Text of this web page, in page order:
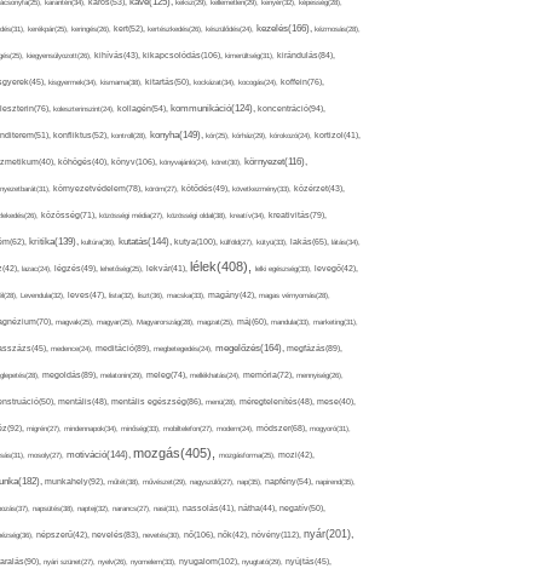
karantén(34), káros(53), keksz(29), kellemetlen(29), kenyér(32), képesség(28),
kerékpár(25), keringés(26), kert(52), kertészkedés(26), készülődés(24), kezelés(166), kézmosás(28),
kiegyensúlyozott(26), kihívás(43), kikapcsolódás(106), kimerültség(31), kirándulás(84),
kisgyermek(34), kismama(38), kitartás(50), kockázat(34), kocogás(24), koffein(76),
koleszterinszint(24), kollagén(54), kommunikáció(124), koncentráció(94),
konfliktus(52), kontroll(28), konyha(149), kór(25), kórház(29), kórokozó(24), kortizol(41),
köhögés(40), könyv(106), könyvajánló(24), köret(30), környezet(116),
környezetvédelem(78), köröm(27), kötődés(49), következmény(33), közérzet(43),
közösség(71), közösségi média(27), közösségi oldal(38), kreatív(34), kreativitás(79),
kritika(139), kultúra(36), kutatás(144), kutya(100), külföld(27), kütyü(33), lakás(65), látás(34),
lazac(24), légzés(49), lehetőség(25), lekvár(41), lélek(408), lelki egészség(33), levegő(42),
Levendula(32), leves(47), lista(32), liszt(36), macska(33), magány(42), magas vérnyomás(28),
magvak(25), magyar(25), Magyarország(28), magzat(25), máj(60), mandula(33), marketing(31),
medence(24), meditáció(89), megbetegedés(24), megelőzés(164), megfázás(89),
megoldás(89), melatonin(29), meleg(74), mellékhatás(24), memória(72), mennyiség(26),
mentális(48), mentális egészség(86), menü(28), méregtelenítés(48), mese(40),
migrén(27), mindennapok(34), minőség(33), mobiltelefon(27), modern(24), módszer(68), mogyoró(31),
mosoly(27), motiváció(144), mozgás(405), mozgásforma(25), mozi(42),
munkahely(92), műtét(38), művészet(29), nagyszülő(27), nap(35), napfény(54), napirend(35),
napsütés(38), naptej(32), narancs(27), nasi(31), nassolás(41), nátha(44), negatív(50),
népszerű(42), nevelés(83), nevetés(30), nő(106), nők(42), növény(112), nyár(201),
nyári szünet(27), nyelv(26), nyomelem(33), nyugalom(102), nyugtató(29), nyújtás(45),